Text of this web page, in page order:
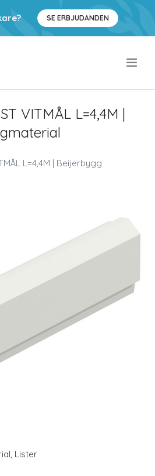
SE ERBJUDANDEN
VITMÅL L=4,4M |
L=4,4M | Beijerbygg
, Lister